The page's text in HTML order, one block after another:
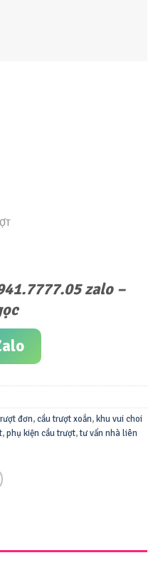
zalo –
đơn,cầu trượt xoắn,khu vui choi
,phụ kiện cầu trượt,tư vấn nhà liên